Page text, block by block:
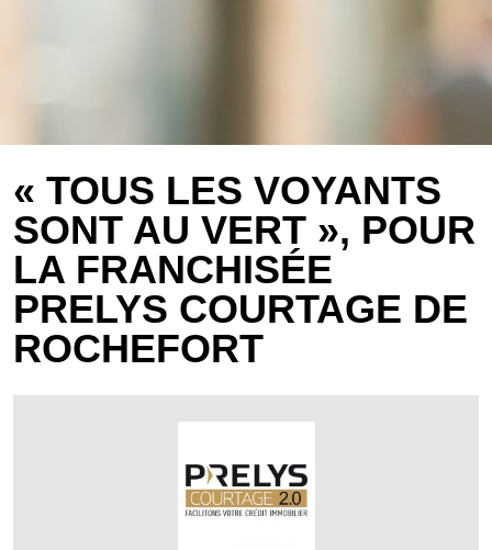
« TOUS LES VOYANTS
SONT AU VERT », POUR
LA FRANCHISÉE
PRELYS COURTAGE DE
ROCHEFORT